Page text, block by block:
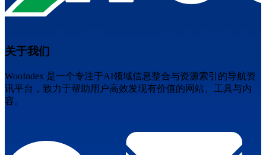
关于我们
WooIndex 是一个专注于AI领域信息整合与资源索引的导航资
讯平台，致力于帮助用户高效发现有价值的网站、工具与内
容。